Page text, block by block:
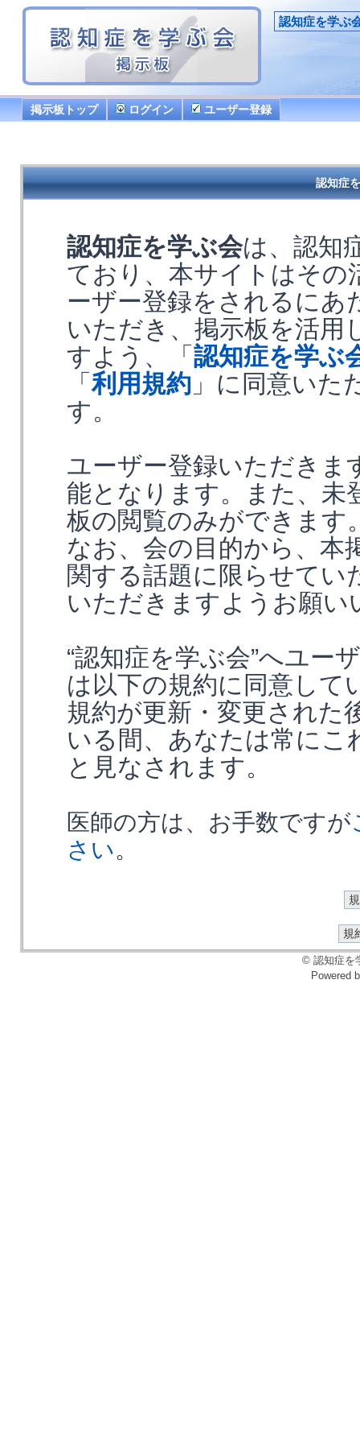
認知症を学ぶ
掲示板トップ ログイン ユーザー登録
認知症
認知症を学ぶ会は、認知
ており、本サイトはその
ーザー登録をされるにあ
いただき、掲示板を活用
すよう、「 認知症を学ぶ
「利用規約 」に同意いた
す。
ユーザー登録いただきま
能となります。また、未
板の閲覧のみができます
なお、会の目的から、本
関する話題に限らせて
いただきますようお願い
“認知症を学ぶ会”へユー
は以下の規約に同意して
規約が更新・変更された
いる間、あなたは常にこ
と見なされます。
医師の方は、お手数ですが
さい。
© 認知症を
Powered